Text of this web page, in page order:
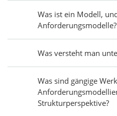
Was ist ein Modell,
Anforderungsmodelle?
Was versteht man
Was sind gängige
Strukturperspektive?